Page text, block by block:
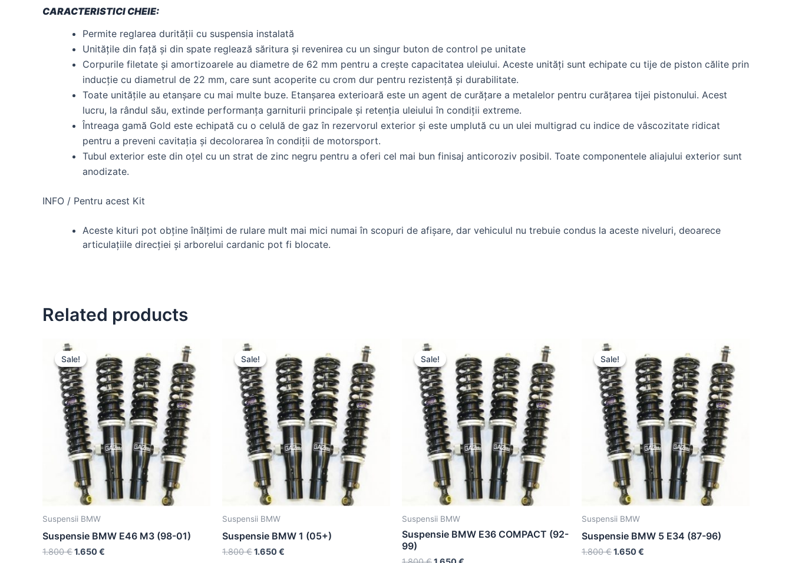
CARACTERISTICI CHEIE:
Permite reglarea durității cu suspensia instalată
Unitățile din față și din spate reglează săritura și revenirea cu un singur buton de control pe unitate
Corpurile filetate și amortizoarele au diametre de 62 mm pentru a crește capacitatea uleiului. Aceste unități sunt echipate cu tije de piston călite prin
inducție cu diametrul de 22 mm, care sunt acoperite cu crom dur pentru rezistență și durabilitate.
Toate unitățile au etanșare cu mai multe buze. Etanșarea exterioară este un agent de curățare a metalelor pentru curățarea tijei pistonului. Acest
lucru, la rândul său, extinde performanța garniturii principale și retenția uleiului în condiții extreme.
Întreaga gamă Gold este echipată cu o celulă de gaz în rezervorul exterior și este umplută cu un ulei multigrad cu indice de vâscozitate ridicat
pentru a preveni cavitația și decolorarea în condiții de motorsport.
Tubul exterior este din oțel cu un strat de zinc negru pentru a oferi cel mai bun finisaj anticoroziv posibil. Toate componentele aliajului exterior sunt
anodizate.
INFO / Pentru acest Kit
Aceste kituri pot obține înălțimi de rulare mult mai mici numai în scopuri de afișare, dar vehiculul nu trebuie condus la aceste niveluri, deoarece
articulațiile direcției și arborelui cardanic pot fi blocate.
Related products
Sale!
Sale!
Suspensii BMW
Suspensie BMW E46 M3 (98-01)
1.800€1.650€
Sale!
Sale!
Suspensii BMW
Suspensie BMW 1 (05+)
1.800€1.650€
Sale!
Sale!
Suspensii BMW
Suspensie BMW E36 COMPACT (92-
99)
Sale!
Sale!
Suspensii BMW
Suspensie BMW 5 E34 (87-96)
1.800€1.650€